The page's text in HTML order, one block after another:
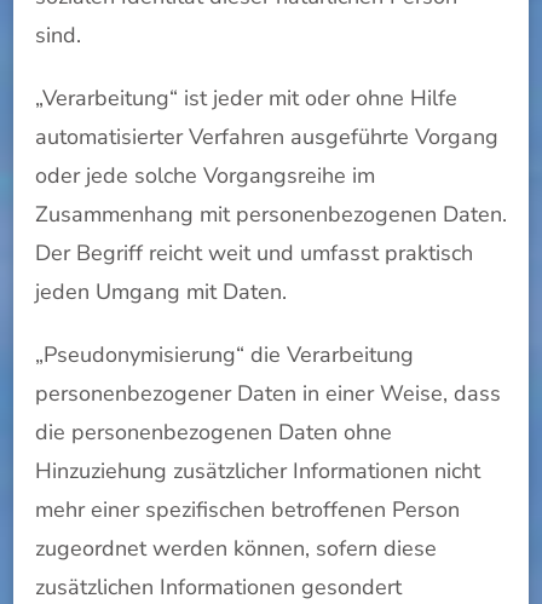
sind.
„Verarbeitung“ ist jeder mit oder ohne Hilfe
automatisierter Verfahren ausgeführte Vorgang
oder jede solche Vorgangsreihe im
Zusammenhang mit personenbezogenen Daten.
Der Begriff reicht weit und umfasst praktisch
jeden Umgang mit Daten.
„Pseudonymisierung“ die Verarbeitung
personenbezogener Daten in einer Weise, dass
die personenbezogenen Daten ohne
Hinzuziehung zusätzlicher Informationen nicht
mehr einer spezifischen betroffenen Person
zugeordnet werden können, sofern diese
zusätzlichen Informationen gesondert